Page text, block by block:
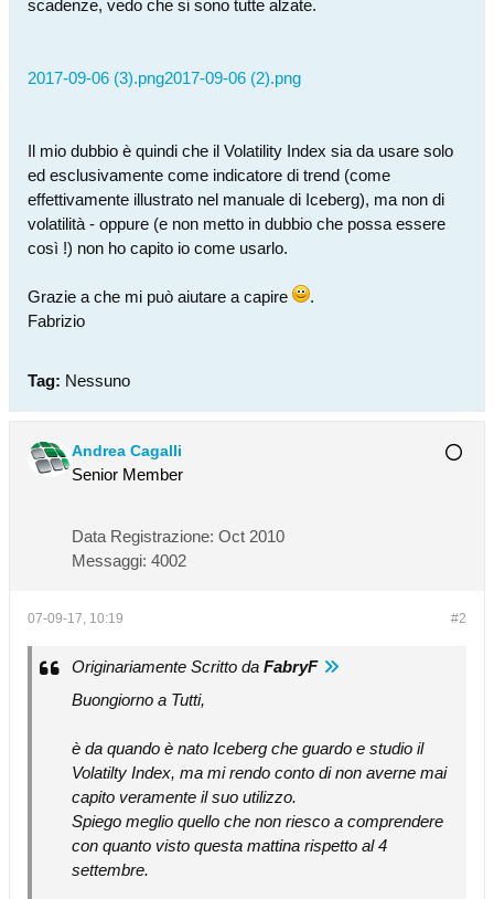
scadenze, vedo che si sono tutte alzate.
2017-09-06 (3).png2017-09-06 (2).png
Il mio dubbio è quindi che il Volatility Index sia da usare solo
ed esclusivamente come indicatore di trend (come
effettivamente illustrato nel manuale di Iceberg), ma non di
volatilità - oppure (e non metto in dubbio che possa essere
così !) non ho capito io come usarlo.
Grazie a che mi può aiutare a capire
.
Fabrizio
Tag: Nessuno
Andrea Cagalli
Senior Member
Data Registrazione: Oct 2010
Messaggi: 4002
#2
07-09-17, 10:19
Originariamente Scritto da FabryF
Buongiorno a Tutti,
è da quando è nato Iceberg che guardo e studio il
Volatilty Index, ma mi rendo conto di non averne mai
capito veramente il suo utilizzo.
Spiego meglio quello che non riesco a comprendere
con quanto visto questa mattina rispetto al 4
settembre.